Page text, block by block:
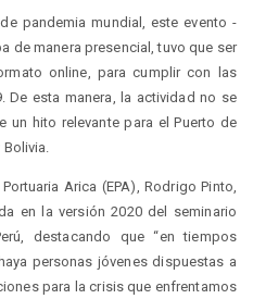
pandemia mundial, este evento -
de manera presencial, tuvo que ser
online, para cumplir con las
De esta manera, la actividad no se
un hito relevante para el Puerto de
Bolivia.
Arica (EPA), Rodrigo Pinto,
en la versión 2020 del seminario
destacando que “en tiempos
personas jóvenes dispuestas a
para la crisis que enfrentamos